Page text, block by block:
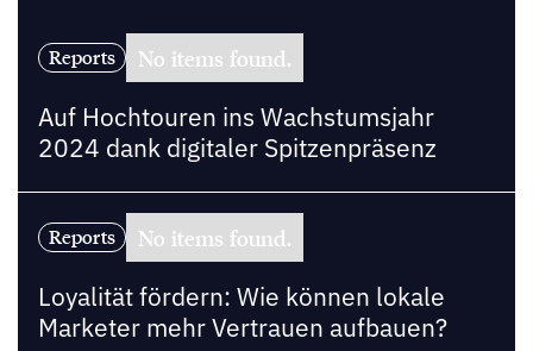
Reports No items found.
Auf Hochtouren ins Wachstumsjahr
2024 dank digitaler Spitzenpräsenz
Reports No items found.
Loyalität fördern: Wie können lokale
Marketer mehr Vertrauen aufbauen?